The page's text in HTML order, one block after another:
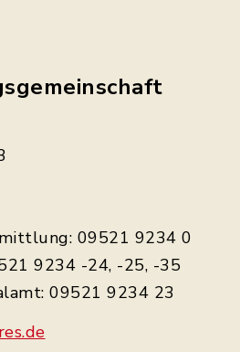
09521 9234 0
9234 -24, -25, -35
09521 9234 23